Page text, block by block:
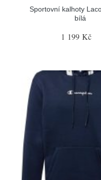
Sportovní kalhoty
bílá
1 199 Kč